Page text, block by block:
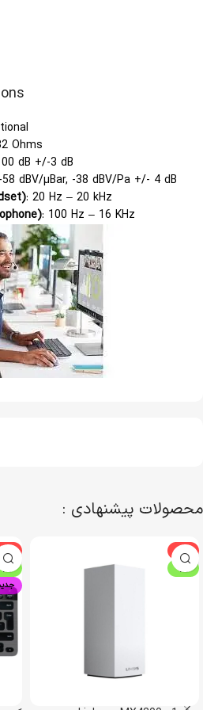
Ohms
dB +/-3 dB
dBV/µBar, -38 dBV/Pa +/- 4 dB
: 20 Hz – 20 kHz
: 100 Hz – 16 KHz
محصولات پیشنهادی :
-6%
ویژه
ویژه